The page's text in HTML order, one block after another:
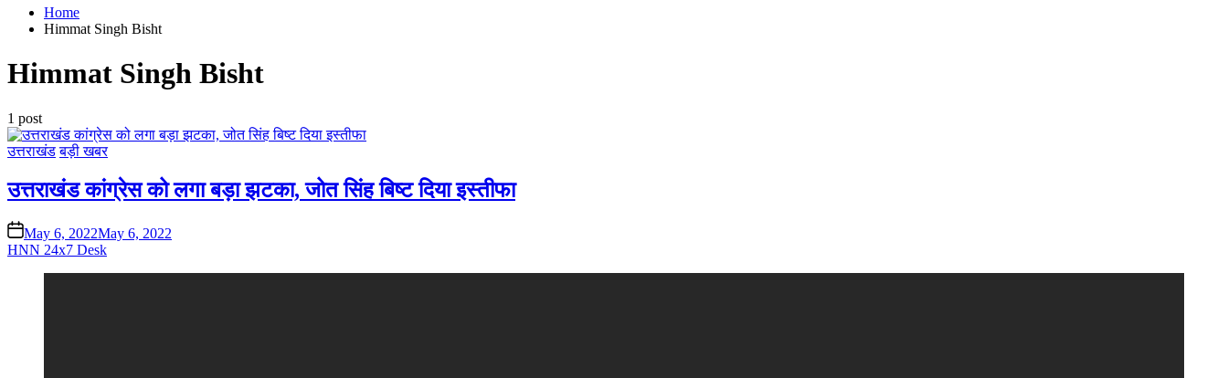
Home
Himmat Singh Bisht
Himmat Singh Bisht
1 post
Posted
उत्तराखंड बड़ी खबर
उत्तराखंड कांग्रेस को लगा बड़ा झटका, जोत सिंह बिष्ट दिया इस्तीफा
onMay 6, 2022May 6, 2022
HNN 24x7 Desk